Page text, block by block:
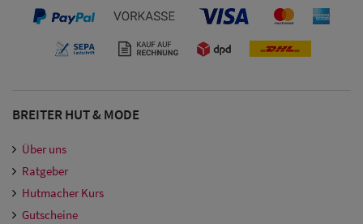
BREITER HUT & MODE
Über uns
Ratgeber
Hutmacher Kurs
Gutscheine